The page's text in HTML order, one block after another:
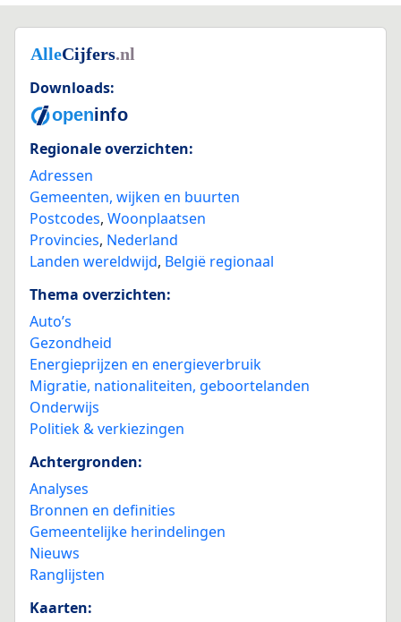
Downloads:
Regionale overzichten:
Adressen
Gemeenten, wijken en buurten
Postcodes, Woonplaatsen
Provincies, Nederland
Landen wereldwijd, België regionaal
Thema overzichten:
Auto’s
Gezondheid
Energieprijzen en energieverbruik
Migratie, nationaliteiten, geboortelanden
Onderwijs
Politiek & verkiezingen
Achtergronden:
Analyses
Bronnen en definities
Gemeentelijke herindelingen
Nieuws
Ranglijsten
Kaarten: